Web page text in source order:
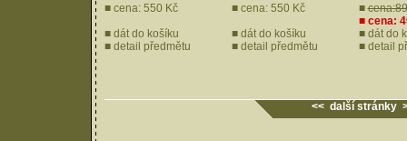
■ cena: 550 Kč
■ dát do košíku
■ detail předmětu
■ cena: 550 Kč
■ dát do košíku
■ detail předmětu
■
■ cena:
■ dát do
■ detail
<< další stránky